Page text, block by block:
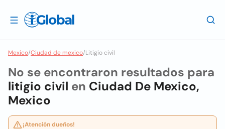
Mexico/Ciudad de mexico/Litigio civil
No se encontraron resultados para
litigio civil en Ciudad De Mexico,
Mexico
¡Atención dueños!